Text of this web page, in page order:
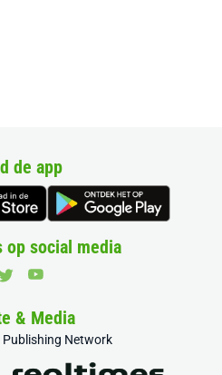
de app
op social media
& Media
Publishing Network